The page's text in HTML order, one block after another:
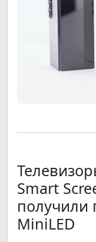
Smart
получили
MiniLED